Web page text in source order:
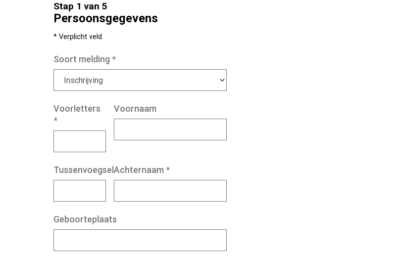
Stap 1 van 5
Persoonsgegevens
* Verplicht veld.
Soort melding *
Voorletters
*
Voornaam
Tussenvoegsel Achternaam *
Geboorteplaats